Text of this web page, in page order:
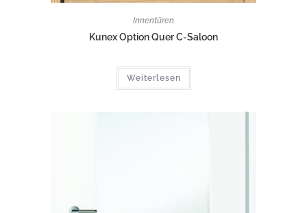
Innentüren
Kunex Option Quer C-Saloon
Weiterlesen